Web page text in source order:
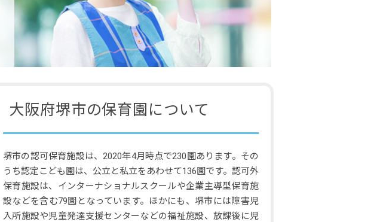
大阪府堺市の保育園について
堺市の認可保育施設は、2020年4月時点で230園あります。その
うち認定こども園は、公立と私立をあわせて136園です。認可外
保育施設は、インターナショナルスクールや企業主導型保育施
設などを含む79園となっています。ほかにも、堺市には障害児
入所施設や児童発達支援センターなどの福祉施設、放課後に児